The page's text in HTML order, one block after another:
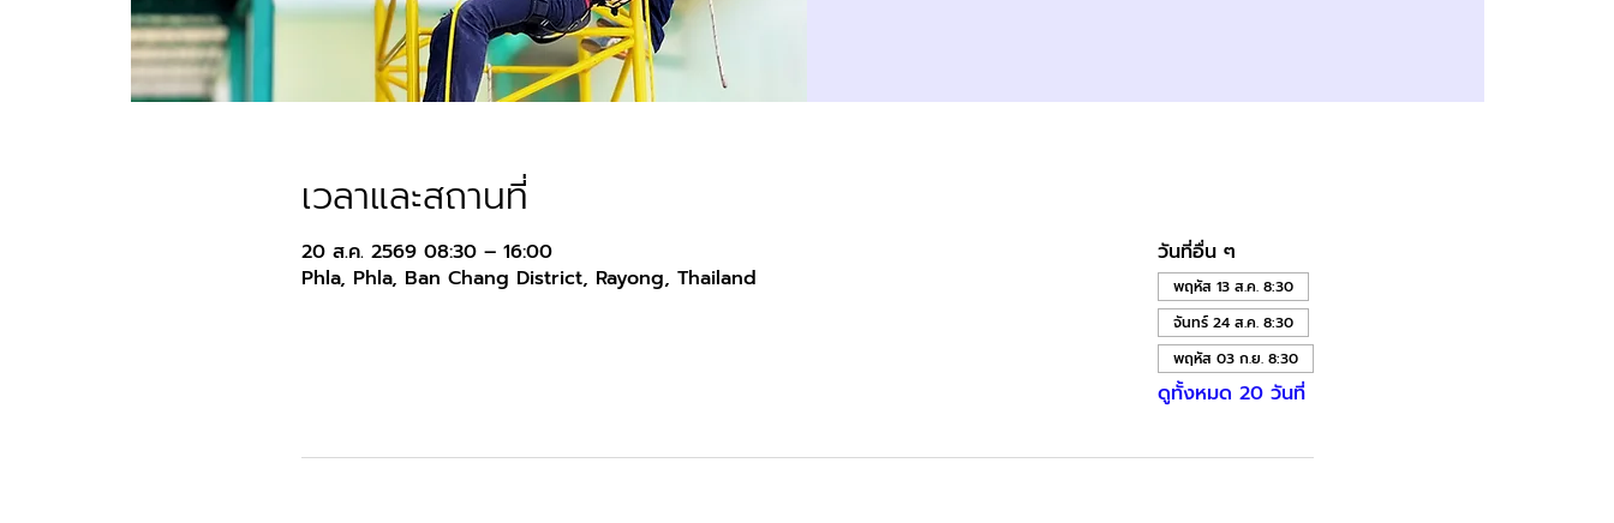
เวลาและสถานที่
20 ส.ค. 2569 08:30 – 16:00
Phla, Phla, Ban Chang District, Rayong, Thailand
วันที่อื่น ๆ
พฤหัส 13 ส.ค. 8:30
จันทร์ 24 ส.ค. 8:30
พฤหัส 03 ก.ย. 8:30
ดูทั้งหมด 20 วันที่